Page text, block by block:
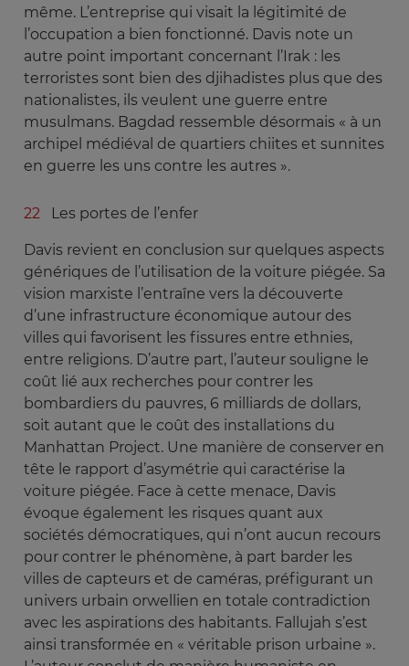
même. L’entreprise qui visait la légitimité de
l’occupation a bien fonctionné. Davis note un
autre point important concernant l’Irak : les
terroristes sont bien des djihadistes plus que des
nationalistes, ils veulent une guerre entre
musulmans. Bagdad ressemble désormais « à un
archipel médiéval de quartiers chiites et sunnites
en guerre les uns contre les autres ».
Les portes de l’enfer
Davis revient en conclusion sur quelques aspects
génériques de l’utilisation de la voiture piégée. Sa
vision marxiste l’entraîne vers la découverte
d’une infrastructure économique autour des
villes qui favorisent les fissures entre ethnies,
entre religions. D’autre part, l’auteur souligne le
coût lié aux recherches pour contrer les
bombardiers du pauvres, 6 milliards de dollars,
soit autant que le coût des installations du
Manhattan Project. Une manière de conserver en
tête le rapport d’asymétrie qui caractérise la
voiture piégée. Face à cette menace, Davis
évoque également les risques quant aux
sociétés démocratiques, qui n’ont aucun recours
pour contrer le phénomène, à part barder les
villes de capteurs et de caméras, préfigurant un
univers urbain orwellien en totale contradiction
avec les aspirations des habitants. Fallujah s’est
ainsi transformée en « véritable prison urbaine ».